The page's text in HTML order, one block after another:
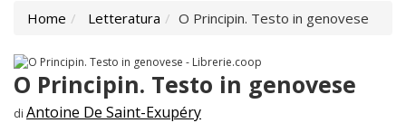
Home Letteratura O Principin. Testo in genovese
O Principin. Testo in genovese
di Antoine De Saint-Exupéry